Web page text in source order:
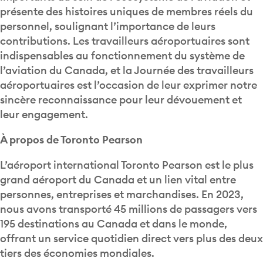
présente des histoires uniques de membres réels du
personnel, soulignant l’importance de leurs
contributions. Les travailleurs aéroportuaires sont
indispensables au fonctionnement du système de
l’aviation du Canada, et la Journée des travailleurs
aéroportuaires est l’occasion de leur exprimer notre
sincère reconnaissance pour leur dévouement et
leur engagement.
À propos de Toronto Pearson
L’aéroport international Toronto Pearson est le plus
grand aéroport du Canada et un lien vital entre
personnes, entreprises et marchandises. En 2023,
nous avons transporté 45 millions de passagers vers
195 destinations au Canada et dans le monde,
offrant un service quotidien direct vers plus des deux
tiers des économies mondiales.